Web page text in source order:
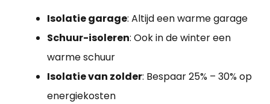
Isolatie garage: Altijd een warme garage
Schuur-isoleren: Ook in de winter een
warme schuur
Isolatie van zolder: Bespaar 25% – 30% op
energiekosten